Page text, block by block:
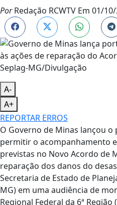
PorRedação RCWTV Em 01/
Seplag-MG/Divulgação
A-
A+
REPORTAR ERROS
O Governo de Minas lançou o
permitir o acompanhamento
previstas no Novo Acordo de
reparação dos danos do
Secretaria de Estado de
MG) em uma audiência de
Regional Federal da 6ª